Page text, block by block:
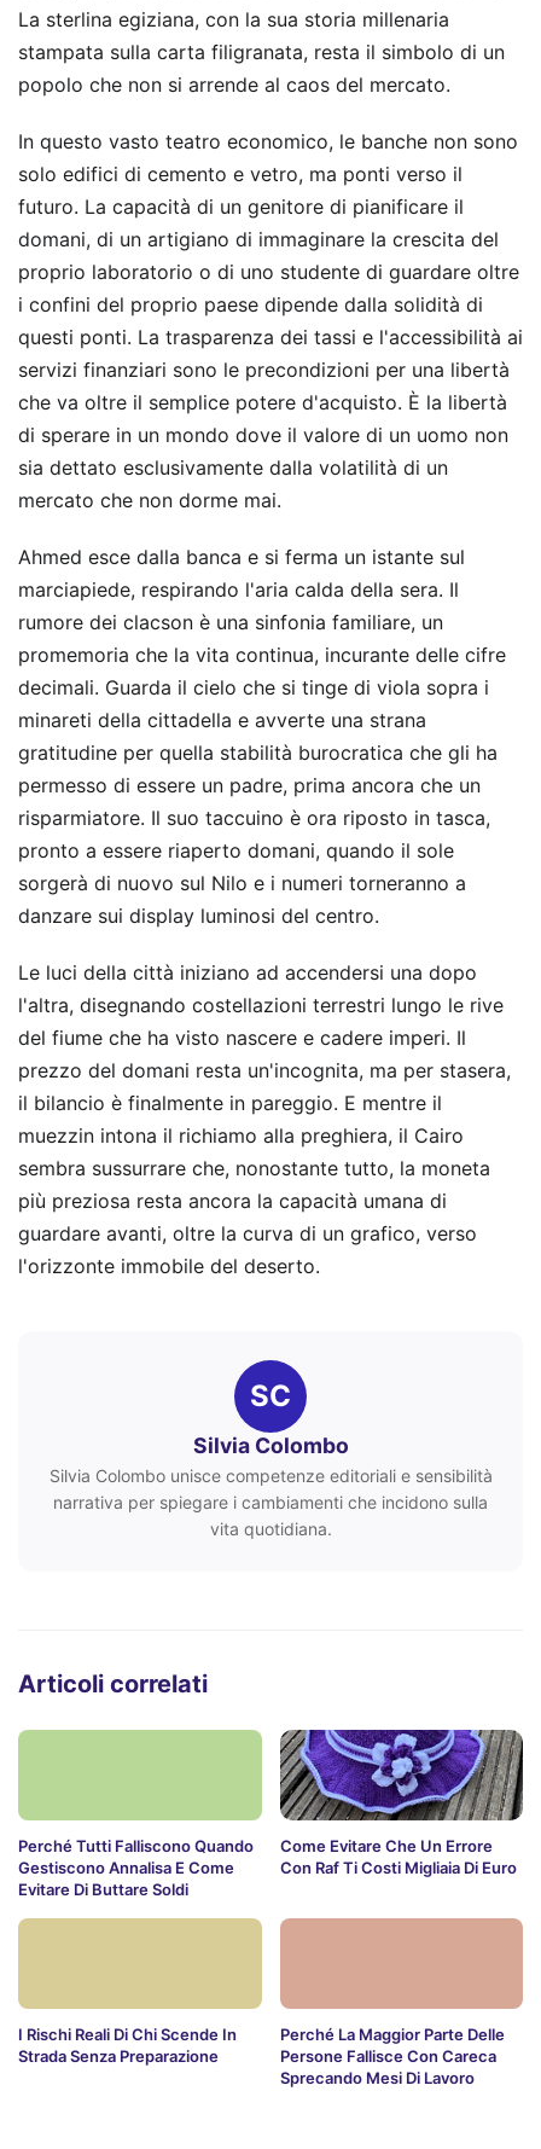
La sterlina egiziana, con la sua storia millenaria
stampata sulla carta filigranata, resta il simbolo di un
popolo che non si arrende al caos del mercato.
In questo vasto teatro economico, le banche non sono
solo edifici di cemento e vetro, ma ponti verso il
futuro. La capacità di un genitore di pianificare il
domani, di un artigiano di immaginare la crescita del
proprio laboratorio o di uno studente di guardare oltre
i confini del proprio paese dipende dalla solidità di
questi ponti. La trasparenza dei tassi e l'accessibilità ai
servizi finanziari sono le precondizioni per una libertà
che va oltre il semplice potere d'acquisto. È la libertà
di sperare in un mondo dove il valore di un uomo non
sia dettato esclusivamente dalla volatilità di un
mercato che non dorme mai.
Ahmed esce dalla banca e si ferma un istante sul
marciapiede, respirando l'aria calda della sera. Il
rumore dei clacson è una sinfonia familiare, un
promemoria che la vita continua, incurante delle cifre
decimali. Guarda il cielo che si tinge di viola sopra i
minareti della cittadella e avverte una strana
gratitudine per quella stabilità burocratica che gli ha
permesso di essere un padre, prima ancora che un
risparmiatore. Il suo taccuino è ora riposto in tasca,
pronto a essere riaperto domani, quando il sole
sorgerà di nuovo sul Nilo e i numeri torneranno a
danzare sui display luminosi del centro.
Le luci della città iniziano ad accendersi una dopo
l'altra, disegnando costellazioni terrestri lungo le rive
del fiume che ha visto nascere e cadere imperi. Il
prezzo del domani resta un'incognita, ma per stasera,
il bilancio è finalmente in pareggio. E mentre il
muezzin intona il richiamo alla preghiera, il Cairo
sembra sussurrare che, nonostante tutto, la moneta
più preziosa resta ancora la capacità umana di
guardare avanti, oltre la curva di un grafico, verso
l'orizzonte immobile del deserto.
SC
Silvia Colombo
Silvia Colombo unisce competenze editoriali e sensibilità
narrativa per spiegare i cambiamenti che incidono sulla
vita quotidiana.
Articoli correlati
Perché Tutti Falliscono Quando
Gestiscono Annalisa E Come
Evitare Di Buttare Soldi
Come Evitare Che Un Errore
Con Raf Ti Costi Migliaia Di Euro
I Rischi Reali Di Chi Scende In
Strada Senza Preparazione
Perché La Maggior Parte Delle
Persone Fallisce Con Careca
Sprecando Mesi Di Lavoro